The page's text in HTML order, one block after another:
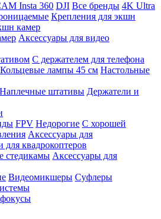
Insta 360 DJI Все бренды 4K Ultra
Крепления для экшн
камер
Аксессуары для видео
C держателем для телефона
Кольцевые лампы 45 см Настольные
Наплечные штативы Держатели и
FPV Недорогие С хорошей
Аксессуары для
для квадрокоптеров
стедикамы Аксессуары для
Видеомикшеры Суфлеры